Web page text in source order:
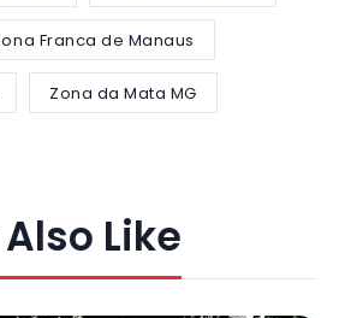
Franca de Manaus
Zona da Mata MG
Like